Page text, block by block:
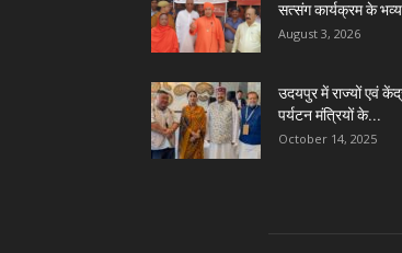
सत्संग कार्यक्रम के
August 3, 2026
उदयपुर में राज्यों एवं
पर्यटन मंत्रियों के...
October 14, 2025